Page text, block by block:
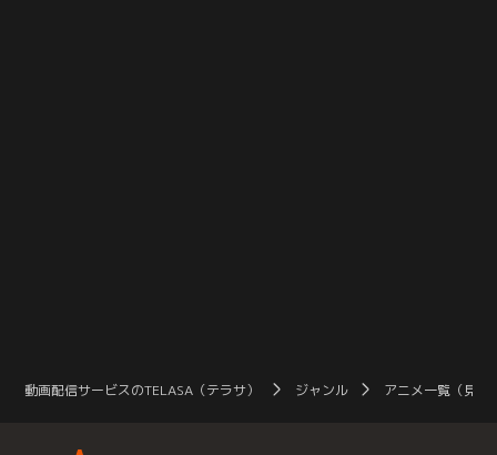
動画配信サービスのTELASA（テラサ） ジャンル アニメ一覧（見放